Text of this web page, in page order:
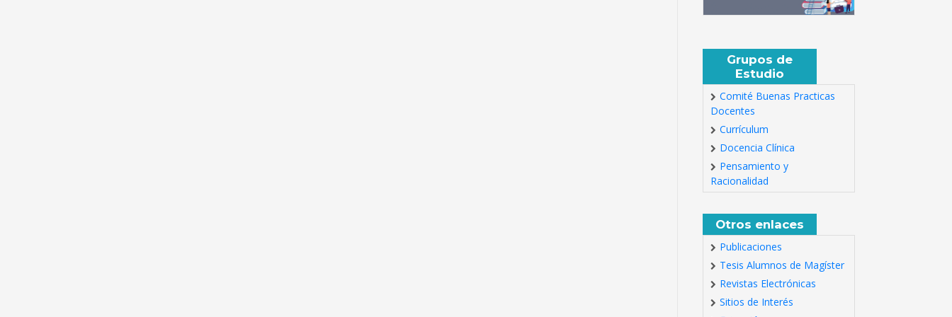
Grupos de
Estudio
Comité Buenas Practicas
Docentes
Currículum
Docencia Clínica
Pensamiento y
Racionalidad
Otros enlaces
Publicaciones
Tesis Alumnos de Magíster
Revistas Electrónicas
Sitios de Interés